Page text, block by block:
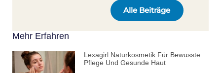
Alle Beiträge
Mehr Erfahren
Lexagirl Naturkosmetik Für Bewusste
Pflege Und Gesunde Haut